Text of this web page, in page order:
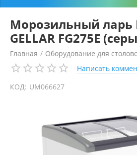
Морозильный ларь
GELLAR FG275E
Главная / Оборудование для
Написать
КОД: UM066627